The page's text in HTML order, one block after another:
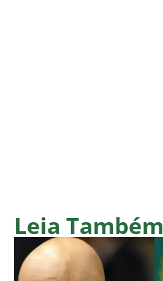
Leia Também